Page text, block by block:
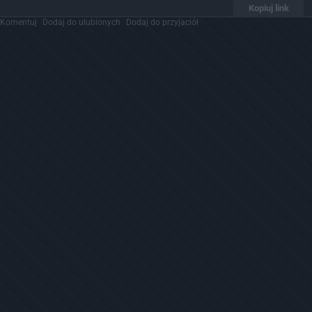
Kopiuj link
Komentuj Dodaj do ulubionych Dodaj do przyjaciół